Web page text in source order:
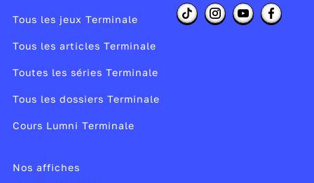
Tous les jeux Terminale
Tous les articles Terminale
Toutes les séries Terminale
Tous les dossiers Terminale
Cours Lumni Terminale
Nos affiches